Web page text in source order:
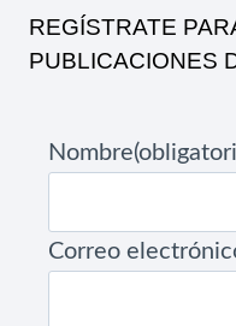
REGÍSTRATE
PUBLICACIONES
Nombre
Correo